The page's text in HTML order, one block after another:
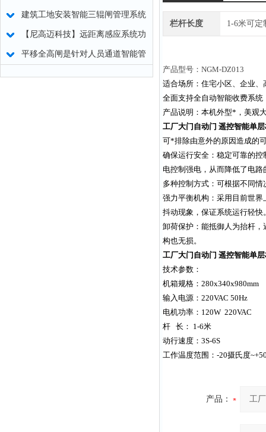
设备
建筑工地安装智能三辊闸管理系统
的好处
【尼高迈科技】远距离感应系统功
能介绍及应用优势
平移全高闸是针对人员通道智能管
栏杆长度 1-6米可定
产品型号： NGM-DZ013
适合场所：住宅小区、企业、
全面支持全自动智能收费系统
产品说明：本机外型*，美观
工厂大门自动门 遥控智能单
可*排除由意外的原因造成的
确保运行安全：稳定可靠的
电控制强电，从而降低了电路
多种控制方式：可根据不同
强力平衡机构：采用目前世
抖动现象，保证系统运行轻
卸荷保护：能抵御人为抬杆
构也无损。
工厂大门自动门 遥控智能单
技术参数：
机箱规格： 280x340x980mm
输入电源： 220VAC 50Hz
电机功率： 120W 220VAC
杆 长： 1-6米
动行速度： 3S-6S
工作温度范围： -20摄氏度
产品：